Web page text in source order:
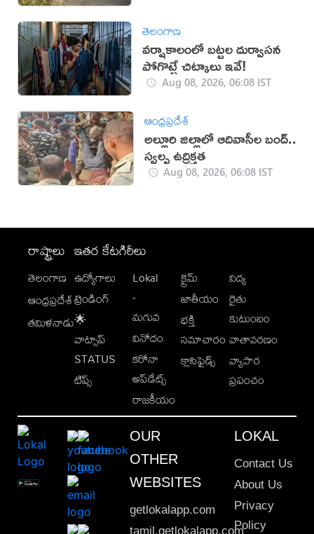
తెలంగాణ
వర్షాకాలంలో బట్టల దుర్వాసన
పోగొట్టే చిట్కాలు ఇవే!
Aug 08, 2026, 06:08 IST
ఆంధ్రప్రదేశ్
అల్లూరి జిల్లాలో ఆదివాసీల బంద్..
స్వల్ప ఉద్రిక్తత
Aug 08, 2026, 06:08 IST
రాష్ట్రాలు
తెలంగాణ
ఆంధ్రప్రదేశ్
తమిళనాడు
ఇతర కేటగిరీలు
ఉద్యోగాలు
ట్రెండింగ్
🌟
వాట్సాప్
STATUS
టిప్స్
Lokal
-
మగువ
వినోదం
కరోనా
అప్‌డేట్స్
రాజకీయం
క్రైమ్
జాతీయం
భక్తి
సమాచారం
క్లాసిఫైడ్స్
విద్య
రైతు
కుటుంబం
వాతావరణం
వ్యాపార
ప్రపంచం
OUR
OTHER
WEBSITES
getlokalapp.com
tamil.getlokalapp.com
LOKAL
Contact Us
About Us
Privacy
Policy